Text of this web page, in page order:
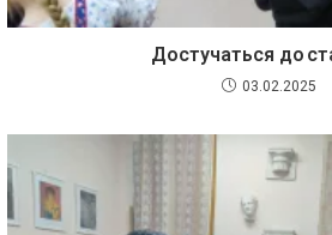
Достучаться до
03.02.2025